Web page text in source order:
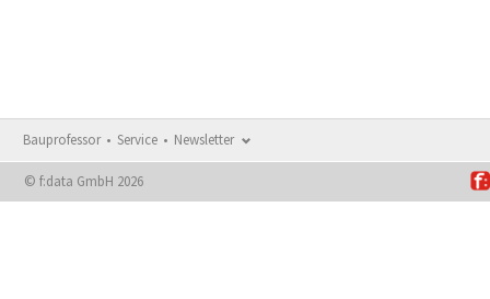
Bauprofessor Service Newsletter
© f:data GmbH 2026